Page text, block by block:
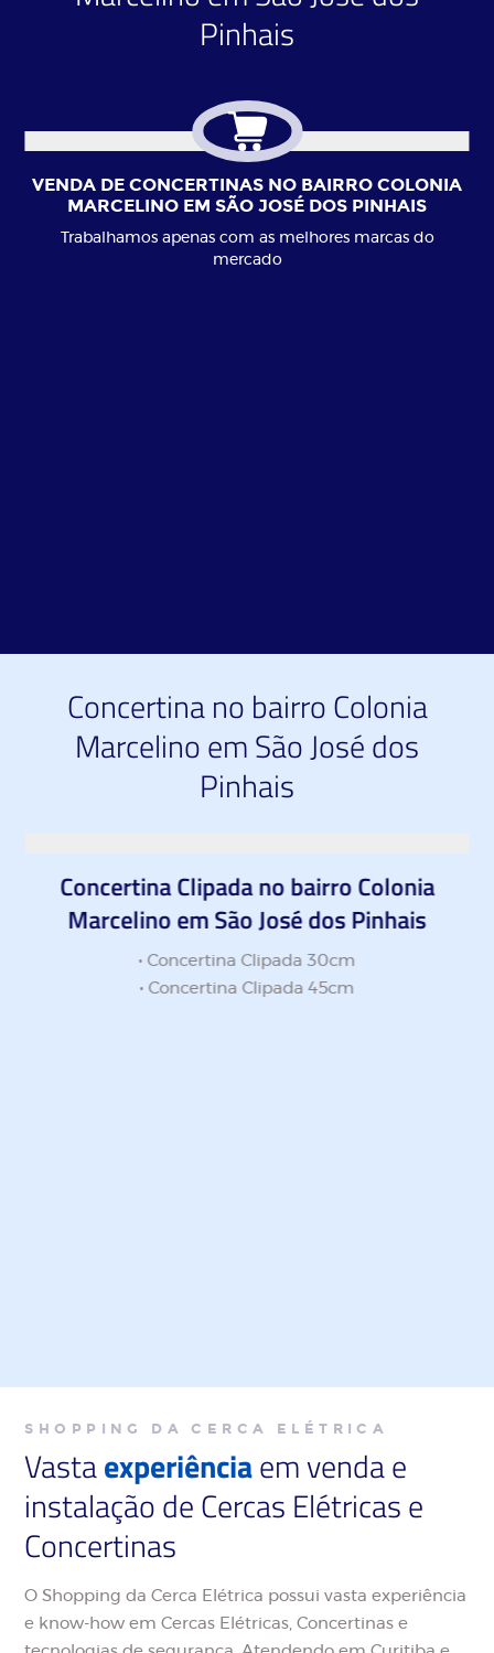
Pinhais
Concertina no bairro Colonia
Marcelino em São José dos
Pinhais
SHOPPING DA CERCA ELÉTRICA
Vastaexperiênciaem venda e
instalação de Cercas Elétricas e
Concertinas
O Shopping da Cerca Elétrica possui vasta experiência
e know-how em Cercas Elétricas, Concertinas e